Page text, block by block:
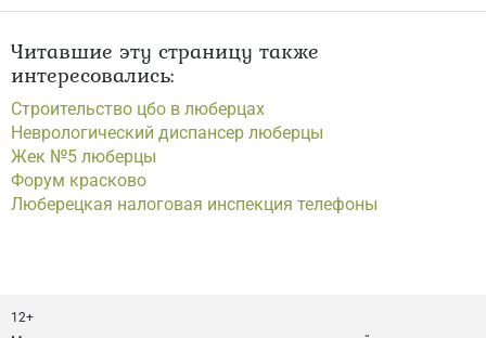
Читавшие эту страницу также
интересовались:
Строительство цбо в люберцах
Неврологический диспансер люберцы
Жек №5 люберцы
Форум красково
Люберецкая налоговая инспекция телефоны
12+